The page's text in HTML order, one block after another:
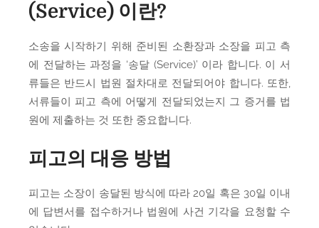
(Service) 이란?
소송을 시작하기 위해 준비된 소환장과 소장을 피고 측
에 전달하는 과정을 ‘송달 (Service)’ 이라 합니다. 이 서
류들은 반드시 법원 절차대로 전달되어야 합니다. 또한,
서류들이 피고 측에 어떻게 전달되었는지 그 증거를 법
원에 제출하는 것 또한 중요합니다.
피고의 대응 방법
피고는 소장이 송달된 방식에 따라 20일 혹은 30일 이내
에 답변서를 접수하거나 법원에 사건 기각을 요청할 수